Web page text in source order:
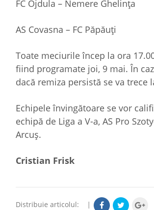
FC Ojdula – Nemere Ghelința
AS Covasna – FC Păpăuți
Toate meciurile încep la ora
fiind programate joi, 9 mai. În
dacă remiza persistă se va
Echipele învingătoare se vor
echipă de Liga a V-a, AS Pro
Arcuș.
Cristian Frisk
Distribuie articolul: |